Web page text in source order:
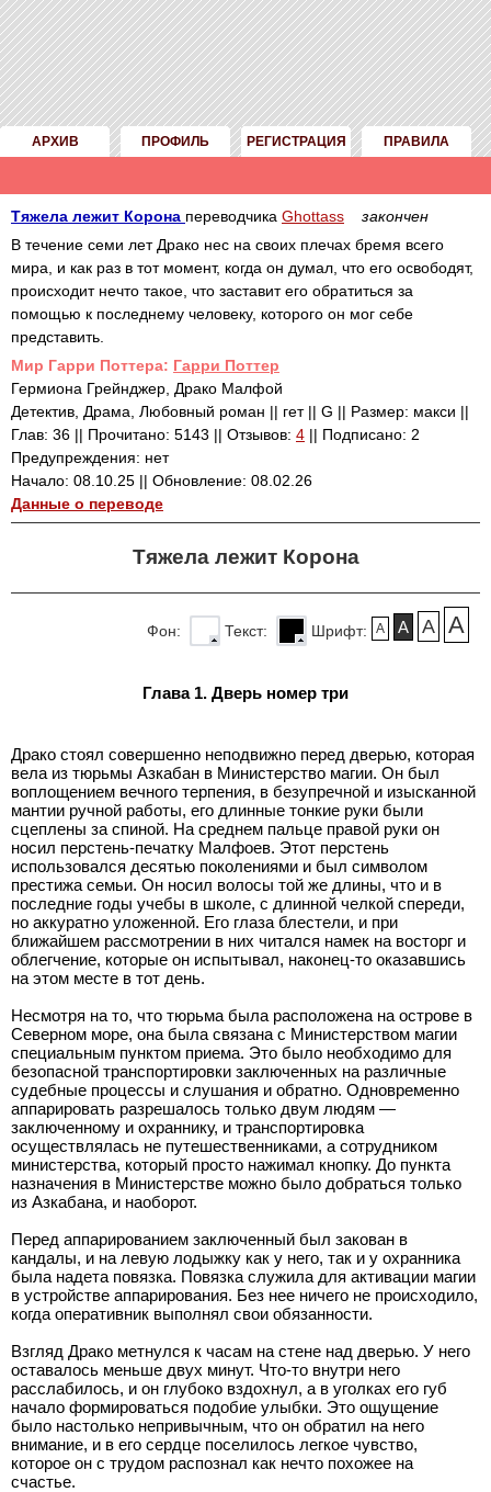
АРХИВ ПРОФИЛЬ РЕГИСТРАЦИЯ ПРАВИЛА
Тяжела лежит Корона переводчика Ghottass
закончен
В течение семи лет Драко нес на своих плечах бремя всего
мира, и как раз в тот момент, когда он думал, что его освободят,
происходит нечто такое, что заставит его обратиться за
помощью к последнему человеку, которого он мог себе
представить.
Mир Гарри Поттера: Гарри Поттер
Гермиона Грейнджер, Драко Малфой
Детектив, Драма, Любовный роман || гет || G || Размер: макси ||
Глав: 36 || Прочитано: 5143 || Отзывов: 4 || Подписано: 2
Предупреждения: нет
Начало: 08.10.25 || Обновление: 08.02.26
Данные о переводе
Тяжела лежит Корона
A A A A
Шрифт:
Текст:
Фон:
Глава 1. Дверь номер три
Драко стоял совершенно неподвижно перед дверью, которая
вела из тюрьмы Азкабан в Министерство магии. Он был
воплощением вечного терпения, в безупречной и изысканной
мантии ручной работы, его длинные тонкие руки были
сцеплены за спиной. На среднем пальце правой руки он
носил перстень-печатку Малфоев. Этот перстень
использовался десятью поколениями и был символом
престижа семьи. Он носил волосы той же длины, что и в
последние годы учебы в школе, с длинной челкой спереди,
но аккуратно уложенной. Его глаза блестели, и при
ближайшем рассмотрении в них читался намек на восторг и
облегчение, которые он испытывал, наконец-то оказавшись
на этом месте в тот день.
Несмотря на то, что тюрьма была расположена на острове в
Северном море, она была связана с Министерством магии
специальным пунктом приема. Это было необходимо для
безопасной транспортировки заключенных на различные
судебные процессы и слушания и обратно. Одновременно
аппарировать разрешалось только двум людям —
заключенному и охраннику, и транспортировка
осуществлялась не путешественниками, а сотрудником
министерства, который просто нажимал кнопку. До пункта
назначения в Министерстве можно было добраться только
из Азкабана, и наоборот.
Перед аппарированием заключенный был закован в
кандалы, и на левую лодыжку как у него, так и у охранника
была надета повязка. Повязка служила для активации магии
в устройстве аппарирования. Без нее ничего не происходило,
когда оперативник выполнял свои обязанности.
Взгляд Драко метнулся к часам на стене над дверью. У него
оставалось меньше двух минут. Что-то внутри него
расслабилось, и он глубоко вздохнул, а в уголках его губ
начало формироваться подобие улыбки. Это ощущение
было настолько непривычным, что он обратил на него
внимание, и в его сердце поселилось легкое чувство,
которое он с трудом распознал как нечто похожее на
счастье.